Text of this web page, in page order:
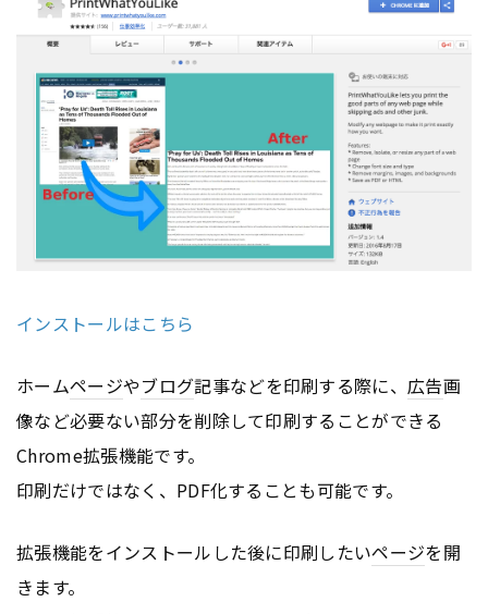
インストールはこちら
ホームページやブログ記事などを印刷する際に、広告画
像など必要ない部分を削除して印刷することができる
Chrome拡張機能です。
印刷だけではなく、PDF化することも可能です。
拡張機能をインストールした後に印刷したいページを開
きます。